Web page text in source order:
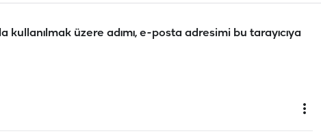
kullanılmak üzere adımı, e-posta adresimi bu tarayıcıya